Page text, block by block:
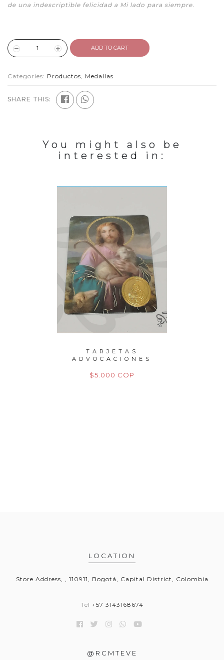
de una indescriptible felicidad a Mi lado para siempre.
ADD TO CART
Categories: Productos Medallas
SHARE THIS:
You might also be
interested in:
TARJETAS
ADVOCACIONES
$5.000 COP
LOCATION
Store Address, , 110911, Bogotá, Capital District, Colombia
Tel +57 3143168674
@RCMTEVE